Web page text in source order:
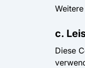
c.
Diese